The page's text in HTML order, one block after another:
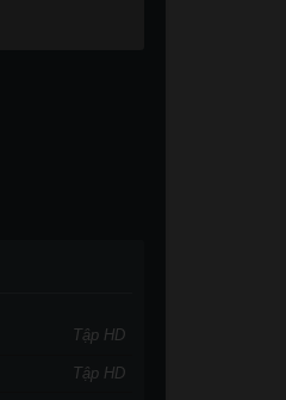
Tập HD
Tập HD